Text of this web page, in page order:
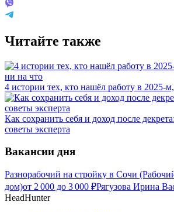
Читайте также
4 истории тех, кто нашёл работу в 2025-
Как сохранить себя и доход после
советы эксперта
Вакансии дня
Разнорабочий на стройку в Сочи
дом)от 2 000 до 3 000 ₽Рягузова Ирина
HeadHunter